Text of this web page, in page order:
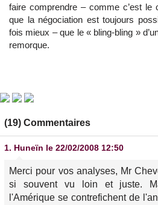
faire comprendre – comme c’est
que la négociation est toujours
fois mieux – que le « bling-bling »
remorque.
(19) Commentaires
1. Huneïn le 22/02/2008 12:50
Merci pour vos analyses, Mr
si souvent vu loin et juste.
l'Amérique se contrefichent de